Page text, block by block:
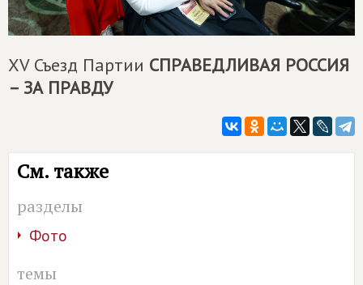
XV Съезд Партии СПРАВЕДЛИВАЯ РОССИЯ
– ЗА ПРАВДУ
См. также
разделы
Фото
темы